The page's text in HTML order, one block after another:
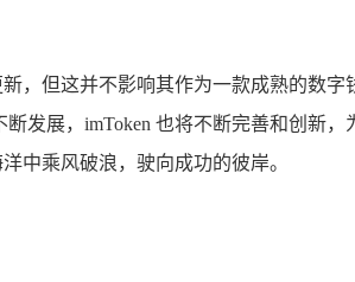
，但这并不影响其作为一款成熟的数
发展，imToken 也将不断完善和创新
中乘风破浪，驶向成功的彼岸。